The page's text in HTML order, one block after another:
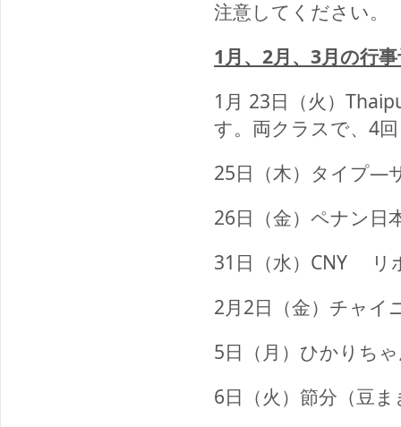
注意してください。
1月、 2月、 3月の行
1月 23日（火）
す。両クラスで、4
25日（木）タイプ―
26日（金）ペナン日
31日（水）CNY リ
2月2日（金）チャイ
5日（月）ひかりち
6日（火）節分（豆ま